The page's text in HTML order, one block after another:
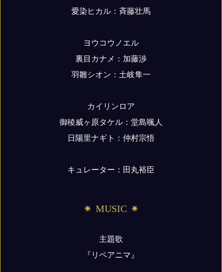
愛染ヒカル：斉藤壮馬
ヨウコウノエル
裏目カナメ：加藤渉
羽雛シオン：土岐隼一
カイリンロア
御稜威ヶ原タケル：堂島颯人
日陽里ナギト：仲村宗悟
キュレーター：田丸裕臣
MUSIC
主題歌
『リペアニマ』